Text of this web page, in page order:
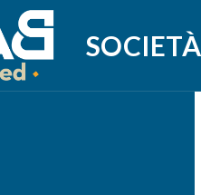
SOCIETÀ